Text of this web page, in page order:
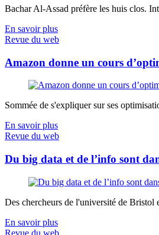
Bachar Al-Assad préfère les huis clos.
En savoir plus
Revue du web
Amazon donne un cours
Sommée de s'expliquer sur ses
En savoir plus
Revue du web
Du big data et de l’info sont
Des chercheurs de l'université de
En savoir plus
Revue du web